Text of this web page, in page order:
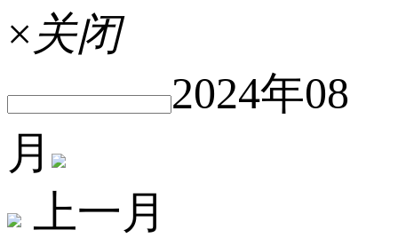
× 关闭
2024年08
月
上一月